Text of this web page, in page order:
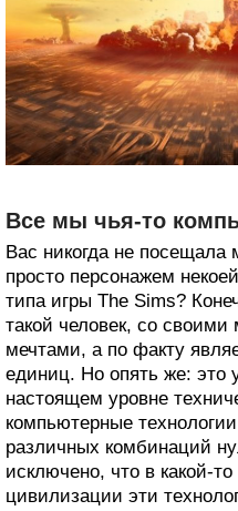
Все мы чья-то
Вас никогда не
просто персонажем
типа игры The Sims?
такой человек, со
мечтами, а по факту
единиц. Но опять же: это
настоящем уровне
компьютерные
различных комбинаций
исключено, что в какой-
цивилизации эти